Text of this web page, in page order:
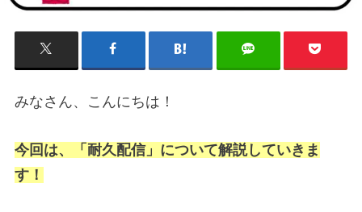
みなさん、こんにちは！
今回は、「耐久配信」について解説していきま
す！